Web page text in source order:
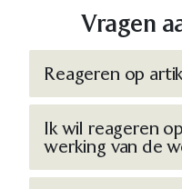
Vragen
Reageren op
Ik wil reageren
werking van de